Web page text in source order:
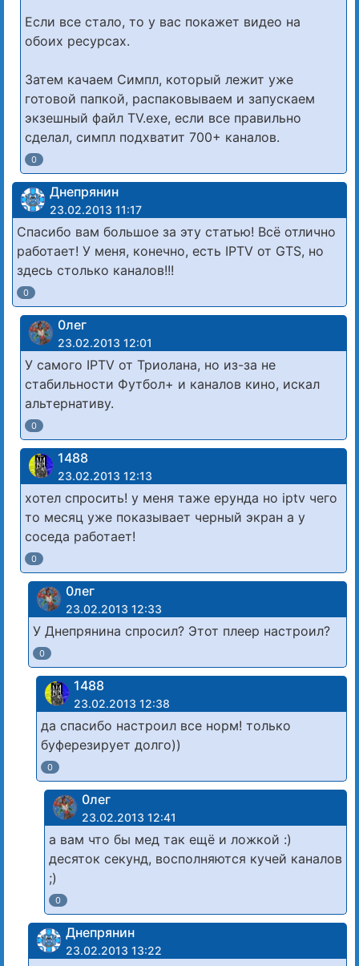
Если все стало, то у вас покажет видео на
обоих ресурсах.
Затем качаем Симпл, который лежит уже
готовой папкой, распаковываем и запускаем
экзешный файл TV.exe, если все правильно
сделал, симпл подхватит 700+ каналов.
0
Днепрянин
23.02.2013 11:17
Спасибо вам большое за эту статью! Всё отлично
работает! У меня, конечно, есть IPTV от GTS, но
здесь столько каналов!!!
0
0лег
23.02.2013 12:01
У самого IPTV от Триолана, но из-за не
стабильности Футбол+ и каналов кино, искал
альтернативу.
0
1488
23.02.2013 12:13
хотел спросить! у меня таже ерунда но iptv чего
то месяц уже показывает черный экран а у
соседа работает!
0
0лег
23.02.2013 12:33
У Днепрянина спросил? Этот плеер настроил?
0
1488
23.02.2013 12:38
да спасибо настроил все норм! только
буферезирует долго))
0
0лег
23.02.2013 12:41
а вам что бы мед так ещё и ложкой :)
десяток секунд, восполняются кучей каналов
;)
0
Днепрянин
23.02.2013 13:22